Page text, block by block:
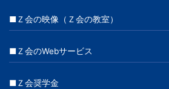
■Ｚ会の映像（Ｚ会の教室）
■Ｚ会のWebサービス
■Ｚ会奨学金